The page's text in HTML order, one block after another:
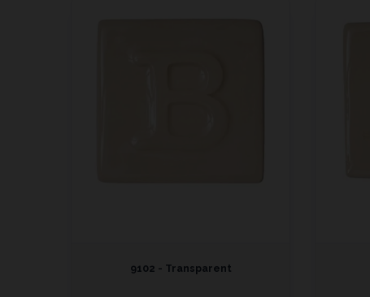
9102 - Transparent